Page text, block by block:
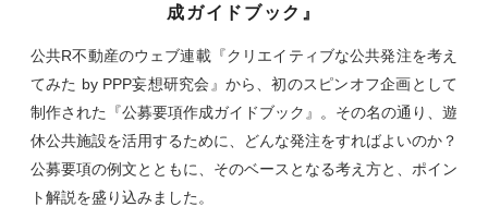
成ガイドブック』
公共R不動産のウェブ連載『クリエイティブな公共発注を考え
てみた by PPP妄想研究会』から、初のスピンオフ企画として
制作された『公募要項作成ガイドブック』。その名の通り、遊
休公共施設を活用するために、どんな発注をすればよいのか？
公募要項の例文とともに、そのベースとなる考え方と、ポイン
ト解説を盛り込みました。